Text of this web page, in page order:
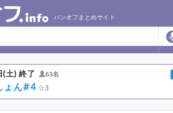
バンオフまとめサイト
土) 終了 63名
ょん#4 3